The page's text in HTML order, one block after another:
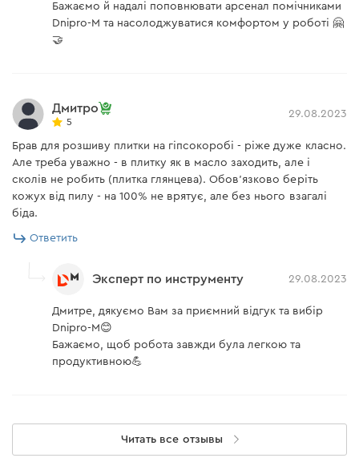
Бажаємо й надалі поповнювати арсенал помічниками
Dnipro-M та насолоджуватися комфортом у роботі 🤗
🤝
Дмитро
5
29.08.2023
Брав для розшиву плитки на гіпсокоробі - ріже дуже класно.
Але треба уважно - в плитку як в масло заходить, але і
сколів не робить (плитка глянцева). Обов'язково беріть
кожух від пилу - на 100% не врятує, але без нього взагалі
біда.
Ответить
Эксперт по инструменту 29.08.2023
Дмитре, дякуємо Вам за приємний відгук та вибір
Dnipro-M😊
Бажаємо, щоб робота завжди була легкою та
продуктивною💪
Читать все отзывы